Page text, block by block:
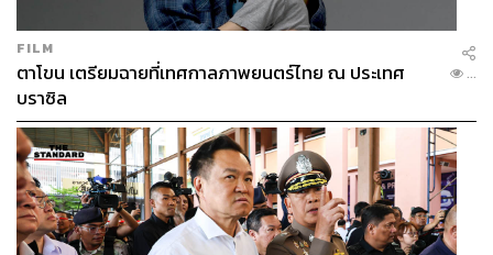
FILM
ตาโขน เตรียมฉายที่เทศกาลภาพยนตร์ไทย ณ ประเทศ
บราซิล
...